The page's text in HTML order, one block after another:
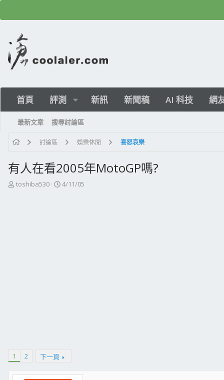
首頁 評測 新訊 新聞稿 AI 科技 網
最新文章 搜尋討論區
討論區 娛樂休閒 喜怒哀樂
有人在看2005年MotoGP嗎?
主
toshiba530
開
4/11/05
1 2 下一頁